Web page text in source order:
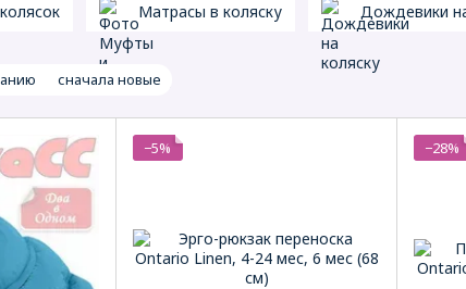
Матрасы в коляску Дождевики
сначала новые
−5% −28%